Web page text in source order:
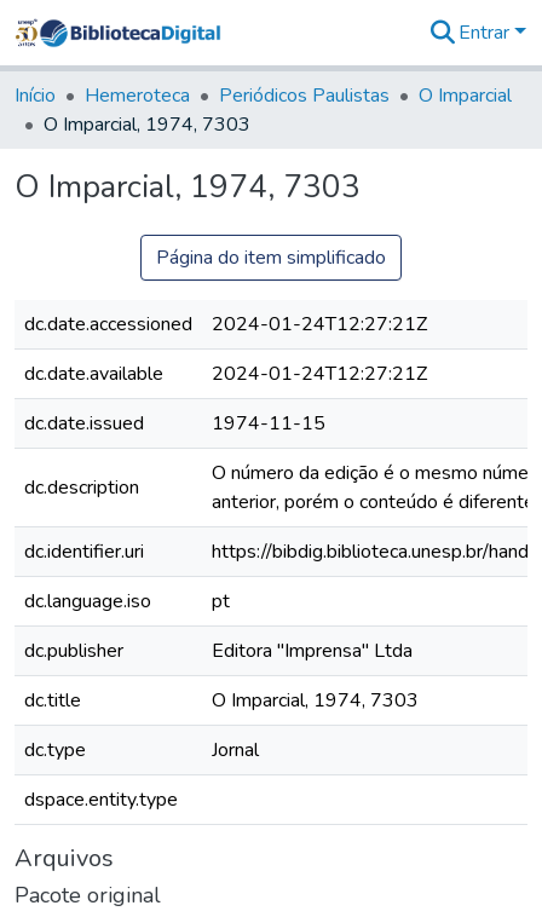
&
Coleções
Tudo na
Digital
Entrar
Início Hemeroteca Periódicos Paulistas
O Imparcial
O Imparcial, 1974, 7303
O Imparcial, 1974, 7303
Página do item simplificado
dc.date.accessioned
2024-01-24T12:27:21Z
dc.date.available
2024-01-24T12:27:21Z
dc.date.issued
1974-11-15
dc.description
O número da edição é o mesmo
anterior, porém o conteúdo é diferente.
dc.identifier.uri
https://bibdig.biblioteca.unesp.br/
dc.language.iso
pt
dc.publisher
Editora "Imprensa" Ltda
dc.title
O Imparcial, 1974, 7303
dc.type
Jornal
dspace.entity.type
Arquivos
Pacote original